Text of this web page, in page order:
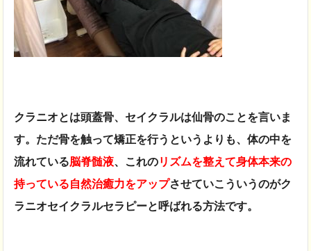
クラニオとは頭蓋骨、セイクラルは仙骨のことを言いま
す。ただ骨を触って矯正を行うというよりも、体の中を
流れている脳脊髄液、これのリズムを整えて身体本来の
持っている自然治癒力をアップさせていこういうのがク
ラニオセイクラルセラピーと呼ばれる方法です。